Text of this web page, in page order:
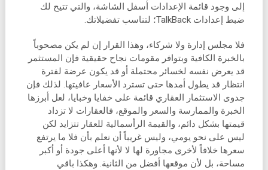
إلى وجود قائمة الإعدادات أسفل الشاشة، والتي تتيح لك
ضبط إعدادات TalkBack؛ لتناسب تفضيلاتك.
فلا مجلس إدارة ولا شركاء، وهذا القرار إن لم يكن مصحوباً
بالخبرة الكافية وبتوافر مقومات نجاح حقيقية فإن المستثمر
قد يعرض نفسه لخسائر محتملة أو قد يكون عرضة لفترة
انتظار قد يطول أمدها حتى تسترد الأسعار عافيتها. لذلك فإن
جدوى الاستثمار العقاري قائمة على خفايا وخبايا، لعل أبرزها
الخبرة والممارسة والسعر والموقع، فالعقارات لا تزداد
قيمتها بشكل دائم، والقيمة الرأسمالية للعقار تتزايد لكن
ليس على نحو يومي، وليس غريباً أن نعلم بأن فلا ما يرتفع
سعرها خلافاً لأخرى مجاورة لها لا لأنها أعلى جودة أو أكبر
مساحة، بل لأن موقعها أفضل من الثانية. وهكذا باقي